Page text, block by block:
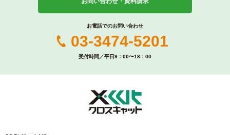
お電話でのお問い合わせ
03-3474-5201
受付時間／平日9：00〜18：00